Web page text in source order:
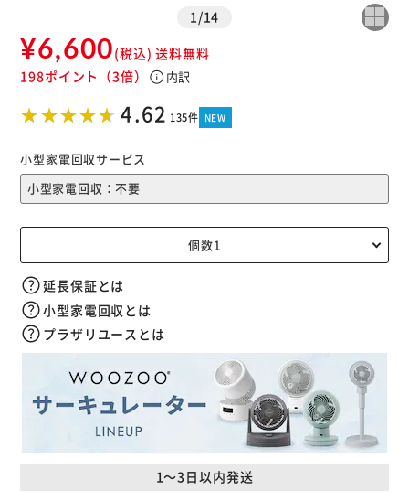
1/14
¥6,600(税込) 送料無料
198ポイント （3倍） info内訳
4.62 135件 NEW
1～3日以内発送
小型家電回収サービス
延長保証とは
小型家電回収とは
プラザリユースとは